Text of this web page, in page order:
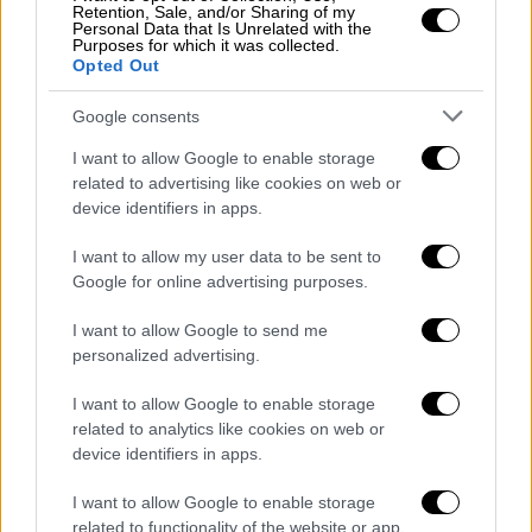
Retention, Sale, and/or Sharing of my
Personal Data that Is Unrelated with the
Purposes for which it was collected.
Opted Out
Google consents
I want to allow Google to enable storage
related to advertising like cookies on web or
device identifiers in apps.
I want to allow my user data to be sent to
Google for online advertising purposes.
I want to allow Google to send me
personalized advertising.
I want to allow Google to enable storage
related to analytics like cookies on web or
device identifiers in apps.
I want to allow Google to enable storage
related to functionality of the website or app.
Σήμερα, τα οικονομικά μεγέθη προκαλούν
ίλιγγο.Τα ετήσια έσοδα του YouTube
ξεπέρασαν τα 60 δισεκατομμύρια δολάρια
Google κατάφερε να λύσει τα τεράστια
προβλήματα που αντιμετώπιζαν οι ιδρυτές
στην αρχή, όπως οι οικονομικές ζημίες και
οι μηνύσεις για πνευματικά δικαιώματα, και
η επένδυση απέδωσε στο μέγιστο.
Από το YouTube στην Apple: Τα
ιστορικά λάθη
Οι δημιουργοί του YouTube δεν είναι οι
μόνοι που άφησαν δισεκατομμύρια στο
τραπέζι.
Το πιο κλασικό παράδειγμαστην ιστορία της